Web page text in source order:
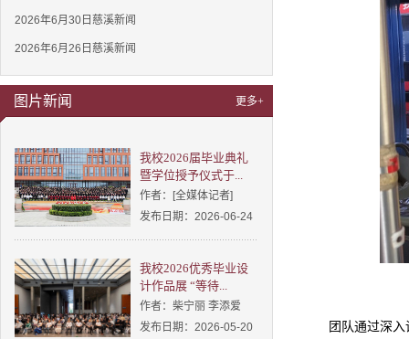
2026年6月30日慈溪新闻
2026年6月26日慈溪新闻
图片新闻 更多+
我校2026届毕业典礼
暨学位授予仪式于...
作者：[全媒体记者]
发布日期：2026-06-24
我校2026优秀毕业设
计作品展 “等待...
作者：柴宁丽 李添爱
发布日期：2026-05-20
团队通过深